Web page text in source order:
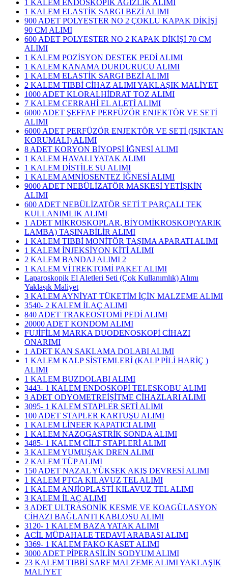
1 KALEM ENDOSKOPİK AĞIZLIK ALIMI
1 KALEM ELASTİK SARGI BEZİ ALIMI
900 ADET POLYESTER NO 2 ÇOKLU KAPAK DİKİŞİ
90 CM ALIMI
600 ADET POLYESTER NO 2 KAPAK DİKİŞİ 70 CM
ALIMI
1 KALEM POZİSYON DESTEK PEDİ ALIMI
1 KALEM KANAMA DURDURUCU ALIMI
1 KALEM ELASTİK SARGI BEZİ ALIMI
2 KALEM TIBBİ CİHAZ ALIMI YAKLAŞIK MALİYET
1000 ADET KLORALHİDRAT TOZ ALIMI
7 KALEM CERRAHİ EL ALETİ ALIMI
6000 ADET ŞEFFAF PERFÜZÖR ENJEKTÖR VE SETİ
ALIMI
6000 ADET PERFÜZÖR ENJEKTÖR VE SETİ (IŞIKTAN
KORUMALI) ALIMI
8 ADET KORYON BİYOPSİ İĞNESİ ALIMI
1 KALEM HAVALI YATAK ALIMI
1 KALEM DİSTİLE SU ALIMI
1 KALEM AMNİOSENTEZ İĞNESİ ALIMI
9000 ADET NEBÜLİZATÖR MASKESİ YETİŞKİN
ALIMI
600 ADET NEBÜLİZATÖR SETİ T PARÇALI TEK
KULLANIMLIK ALIMI
1 ADET MİKROSKOPLAR, BİYOMİKROSKOP(YARIK
LAMBA) TAŞINABİLİR ALIMI
1 KALEM TIBBİ MONİTÖR TAŞIMA APARATI ALIMI
1 KALEM İNJEKSİYON KİTİ ALIMI
2 KALEM BANDAJ ALIMI 2
1 KALEM VİTREKTOMİ PAKET ALIMI
Laparoskopik El Aletleri Seti (Çok Kullanımlık) Alımı
Yaklaşık Maliyet
3 KALEM AYNİYAT TÜKETİM İÇİN MALZEME ALIMI
3540- 2 KALEM İLAÇ ALIMI
840 ADET TRAKEOSTOMİ PEDİ ALIMI
20000 ADET KONDOM ALIMI
FUJİFİLM MARKA DUODENOSKOPİ CİHAZI
ONARIMI
1 ADET KAN SAKLAMA DOLABI ALIMI
1 KALEM KALP SİSTEMLERİ (KALP PİLİ HARİÇ )
ALIMI
1 KALEM BUZDOLABI ALIMI
3443- 1 KALEM ENDOSKOPİ TELESKOBU ALIMI
3 ADET ODYOMETREİŞİTME CİHAZLARI ALIMI
3095- 1 KALEM STAPLER SETİ ALIMI
100 ADET STAPLER KARTUŞU ALIMI
1 KALEM LİNEER KAPATICI ALIMI
1 KALEM NAZOGASTRİK SONDA ALIMI
3485- 1 KALEM CİLT STAPLERİ ALIMI
3 KALEM YUMUŞAK DREN ALIMI
2 KALEM TÜP ALIMI
150 ADET NAZAL YÜKSEK AKIŞ DEVRESİ ALIMI
1 KALEM PTCA KILAVUZ TEL ALIMI
1 KALEM ANJİOPLASTİ KILAVUZ TEL ALIMI
3 KALEM İLAÇ ALIMI
3 ADET ULTRASONİK KESME VE KOAGÜLASYON
CİHAZI BAĞLANTI KABLOSU ALIMI
3120- 1 KALEM BAZA YATAK ALIMI
ACİL MÜDAHALE TEDAVİ ARABASI ALIMI
3369- 1 KALEM FAKO KASET ALIMI
3000 ADET PİPERASİLİN SODYUM ALIMI
23 KALEM TIBBİ SARF MALZEME ALIMI YAKLAŞIK
MALİYET